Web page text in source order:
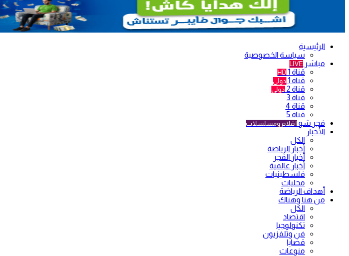
الرئيسية
سياسة الخصوصية
مباشر LIVE
قناة 1 HD
قناة 1 دولي
قناة 2 دولي
قناة 3
قناة 4
قناة 5
فجر شو أفلام ومسلسلات
الأخبار
الكل
أخبار الرياضة
أخبار الفجر
أخبار عالمية
فلسطينيات
محليات
أهداف الرياضة
من هنا وهناك
الكل
اقتصاد
تكنولوجيا
فن وتلفزيون
قضايا
منوعات